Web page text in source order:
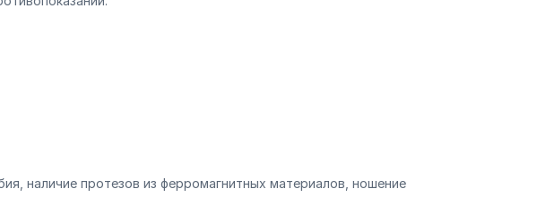
наличие протезов из ферромагнитных материалов, ношение